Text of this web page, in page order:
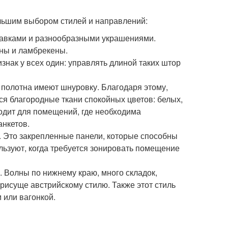
выбором стилей и направлений:
и разнообразными украшениями.
и ламбрекены.
у всех один: управлять длиной таких штор
полотна имеют шнуровку. Благодаря этому,
благородные ткани спокойных цветов: белых,
для помещений, где необходима
закрепленные панели, которые способны
когда требуется зонировать помещение
Волны по нижнему краю, много складок,
австрийскому стилю. Также этот стиль
вагонкой.